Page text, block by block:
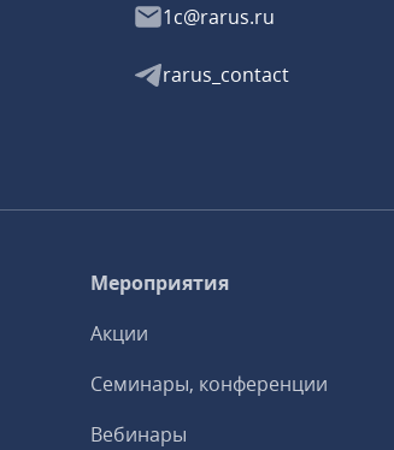
1c@rarus.ru
rarus_contact
Мероприятия
Акции
Семинары, конференции
Вебинары